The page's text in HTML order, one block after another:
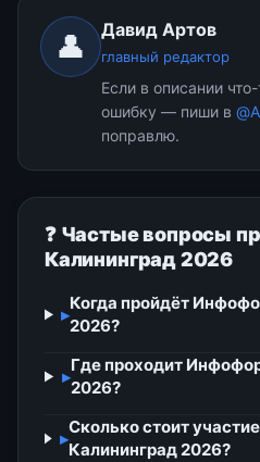
👤 Давид Артов
главный редактор
Если в описании
ошибку — пиши в
поправлю.
❓ Частые вопросы
Калининград 2026
▸
Когда пройдёт
2026?
▸
Где проходит
2026?
▸
Сколько стоит
Калининград 2026?